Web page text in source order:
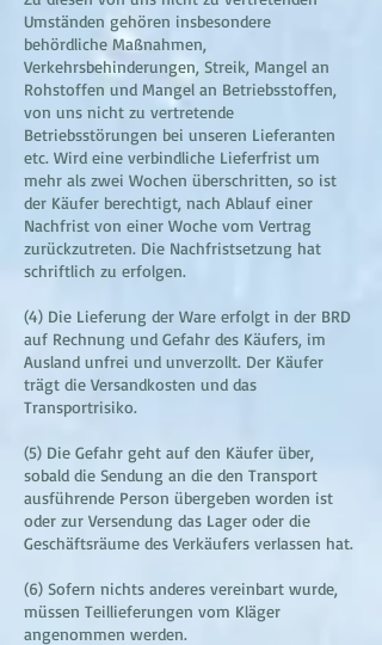
Umständen gehören insbesondere
behördliche Maßnahmen,
Verkehrsbehinderungen, Streik, Mangel an
Rohstoffen und Mangel an Betriebsstoffen,
von uns nicht zu vertretende
Betriebsstörungen bei unseren Lieferanten
etc. Wird eine verbindliche Lieferfrist um
mehr als zwei Wochen überschritten, so ist
der Käufer berechtigt, nach Ablauf einer
Nachfrist von einer Woche vom Vertrag
zurückzutreten. Die Nachfristsetzung hat
schriftlich zu erfolgen.
(4) Die Lieferung der Ware erfolgt in der BRD
auf Rechnung und Gefahr des Käufers, im
Ausland unfrei und unverzollt. Der Käufer
trägt die Versandkosten und das
Transportrisiko.
(5) Die Gefahr geht auf den Käufer über,
sobald die Sendung an die den Transport
ausführende Person übergeben worden ist
oder zur Versendung das Lager oder die
Geschäftsräume des Verkäufers verlassen hat.
(6) Sofern nichts anderes vereinbart wurde,
müssen Teillieferungen vom Kläger
angenommen werden.